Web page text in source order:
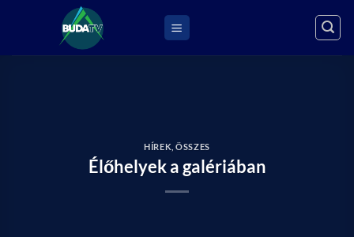
HÍREK ,ÖSSZES
Élőhelyek a galériában